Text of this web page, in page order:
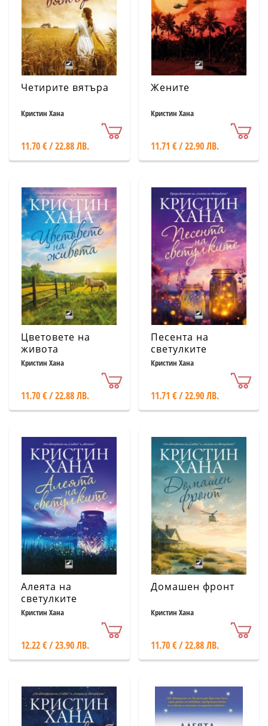
Четирите вятъра
Кристин Хана
11.70 € / 22.88 ЛВ.
Жените
Кристин Хана
11.71 € / 22.90 ЛВ.
Цветовете на
живота
Кристин Хана
11.70 € / 22.88 ЛВ.
Песента на
светулките
Кристин Хана
11.71 € / 22.90 ЛВ.
Алеята на
светулките
Кристин Хана
12.22 € / 23.90 ЛВ.
Домашен фронт
Кристин Хана
11.70 € / 22.88 ЛВ.